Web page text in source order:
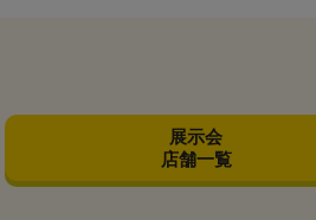
展示会
店舗一覧